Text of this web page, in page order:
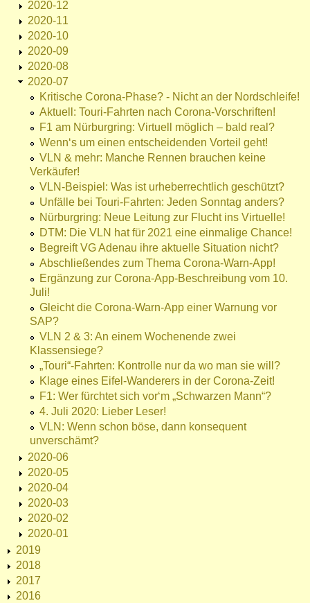
2020-12
2020-11
2020-10
2020-09
2020-08
2020-07
Kritische Corona-Phase? - Nicht an der Nordschleife!
Aktuell: Touri-Fahrten nach Corona-Vorschriften!
F1 am Nürburgring: Virtuell möglich – bald real?
Wenn‘s um einen entscheidenden Vorteil geht!
VLN & mehr: Manche Rennen brauchen keine
Verkäufer!
VLN-Beispiel: Was ist urheberrechtlich geschützt?
Unfälle bei Touri-Fahrten: Jeden Sonntag anders?
Nürburgring: Neue Leitung zur Flucht ins Virtuelle!
DTM: Die VLN hat für 2021 eine einmalige Chance!
Begreift VG Adenau ihre aktuelle Situation nicht?
Abschließendes zum Thema Corona-Warn-App!
Ergänzung zur Corona-App-Beschreibung vom 10.
Juli!
Gleicht die Corona-Warn-App einer Warnung vor
SAP?
VLN 2 & 3: An einem Wochenende zwei
Klassensiege?
„Touri“-Fahrten: Kontrolle nur da wo man sie will?
Klage eines Eifel-Wanderers in der Corona-Zeit!
F1: Wer fürchtet sich vor‘m „Schwarzen Mann“?
4. Juli 2020: Lieber Leser!
VLN: Wenn schon böse, dann konsequent
unverschämt?
2020-06
2020-05
2020-04
2020-03
2020-02
2020-01
2019
2018
2017
2016